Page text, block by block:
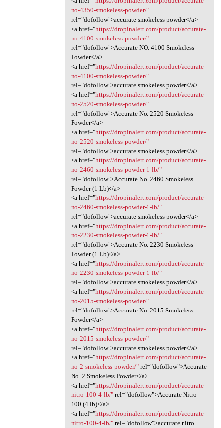
no-4350-smokeless-powder/"
rel="dofollow">accurate smokeless powder</a>
<a href="https://dropinalert.com/product/accurate-
no-4100-smokeless-powder/"
rel="dofollow">Accurate NO. 4100 Smokeless
Powder</a>
<a href="https://dropinalert.com/product/accurate-
no-4100-smokeless-powder/"
rel="dofollow">accurate smokeless powder</a>
<a href="https://dropinalert.com/product/accurate-
no-2520-smokeless-powder/"
rel="dofollow">Accurate No. 2520 Smokeless
Powder</a>
<a href="https://dropinalert.com/product/accurate-
no-2520-smokeless-powder/"
rel="dofollow">accurate smokeless powder</a>
<a href="https://dropinalert.com/product/accurate-
no-2460-smokeless-powder-1-lb/"
rel="dofollow">Accurate No. 2460 Smokeless
Powder (1 Lb)</a>
<a href="https://dropinalert.com/product/accurate-
no-2460-smokeless-powder-1-lb/"
rel="dofollow">accurate smokeless powder</a>
<a href="https://dropinalert.com/product/accurate-
no-2230-smokeless-powder-1-lb/"
rel="dofollow">Accurate No. 2230 Smokeless
Powder (1 Lb)</a>
<a href="https://dropinalert.com/product/accurate-
no-2230-smokeless-powder-1-lb/"
rel="dofollow">accurate smokeless powder</a>
<a href="https://dropinalert.com/product/accurate-
no-2015-smokeless-powder/"
rel="dofollow">Accurate No. 2015 Smokeless
Powder</a>
<a href="https://dropinalert.com/product/accurate-
no-2015-smokeless-powder/"
rel="dofollow">accurate smokeless powder</a>
<a href="https://dropinalert.com/product/accurate-
no-2-smokeless-powder/"rel="dofollow">Accurate
No. 2 Smokeless Powder</a>
<a href="https://dropinalert.com/product/accurate-
nitro-100-4-lb/"rel="dofollow">Accurate Nitro
100 (4 lb)</a>
<a href="https://dropinalert.com/product/accurate-
nitro-100-4-lb/"rel="dofollow">accurate nitro